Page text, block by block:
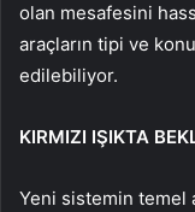
olan mesafesini
araçların tipi ve
edilebiliyor.
KIRMIZI IŞIKTA
Yeni sistemin temel